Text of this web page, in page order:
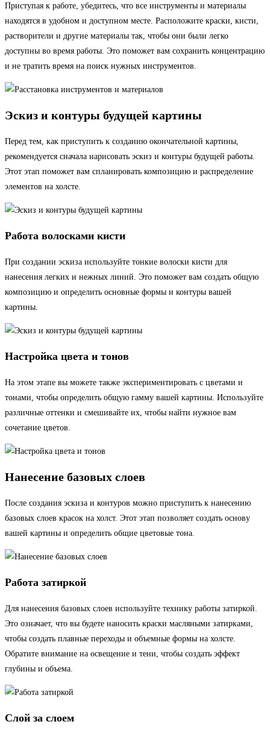
Приступая к работе, убедитесь, что все инструменты и материалы
находятся в удобном и доступном месте. Расположите краски, кисти,
растворители и другие материалы так, чтобы они были легко
доступны во время работы. Это поможет вам сохранить концентрацию
и не тратить время на поиск нужных инструментов.
Эскиз и контуры будущей картины
Перед тем, как приступить к созданию окончательной картины,
рекомендуется сначала нарисовать эскиз и контуры будущей работы.
Этот этап поможет вам спланировать композицию и распределение
элементов на холсте.
Работа волосками кисти
При создании эскиза используйте тонкие волоски кисти для
нанесения легких и нежных линий. Это поможет вам создать общую
композицию и определить основные формы и контуры вашей
картины.
Настройка цвета и тонов
На этом этапе вы можете также экспериментировать с цветами и
тонами, чтобы определить общую гамму вашей картины. Используйте
различные оттенки и смешивайте их, чтобы найти нужное вам
сочетание цветов.
Нанесение базовых слоев
После создания эскиза и контуров можно приступить к нанесению
базовых слоев красок на холст. Этот этап позволяет создать основу
вашей картины и определить общие цветовые тона.
Работа затиркой
Для нанесения базовых слоев используйте технику работы затиркой.
Это означает, что вы будете наносить краски масляными затирками,
чтобы создать плавные переходы и объемные формы на холсте.
Обратите внимание на освещение и тени, чтобы создать эффект
глубины и объема.
Слой за слоем